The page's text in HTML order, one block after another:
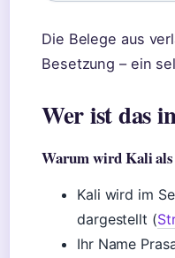
Die Belege aus
Besetzung – ein
Wer ist das
Warum wird Kali als
Kali wird im
dargestellt (
Ihr Name